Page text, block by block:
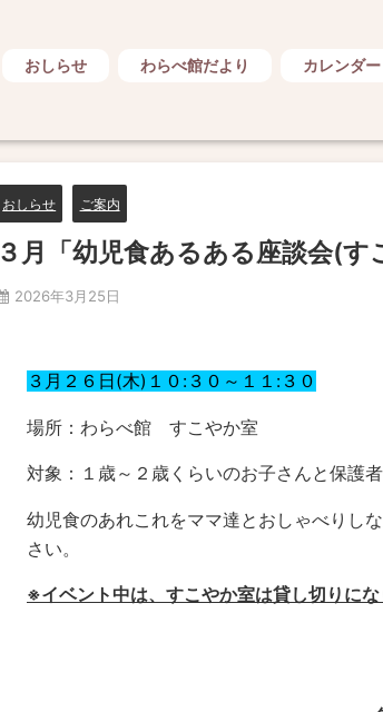
おしらせ わらべ館だより カレンダー
おしらせ ご案内
３月「幼児食あるある座談会(
2026年3月25日
３月２６日(木)１０:３０～１１:３０
場所：わらべ館 すこやか室
対象：１歳～２歳くらいのお子さんと保護
幼児食のあれこれをママ達とおしゃべりし
さい。
※イベント中は、すこやか室は貸し切りにな